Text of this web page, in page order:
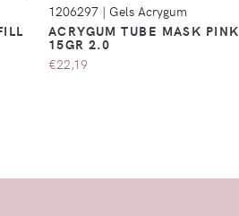
1206297 | Gels Acrygum
ACRYGUM TUBE MASK PINK
15GR 2.0
€22,19